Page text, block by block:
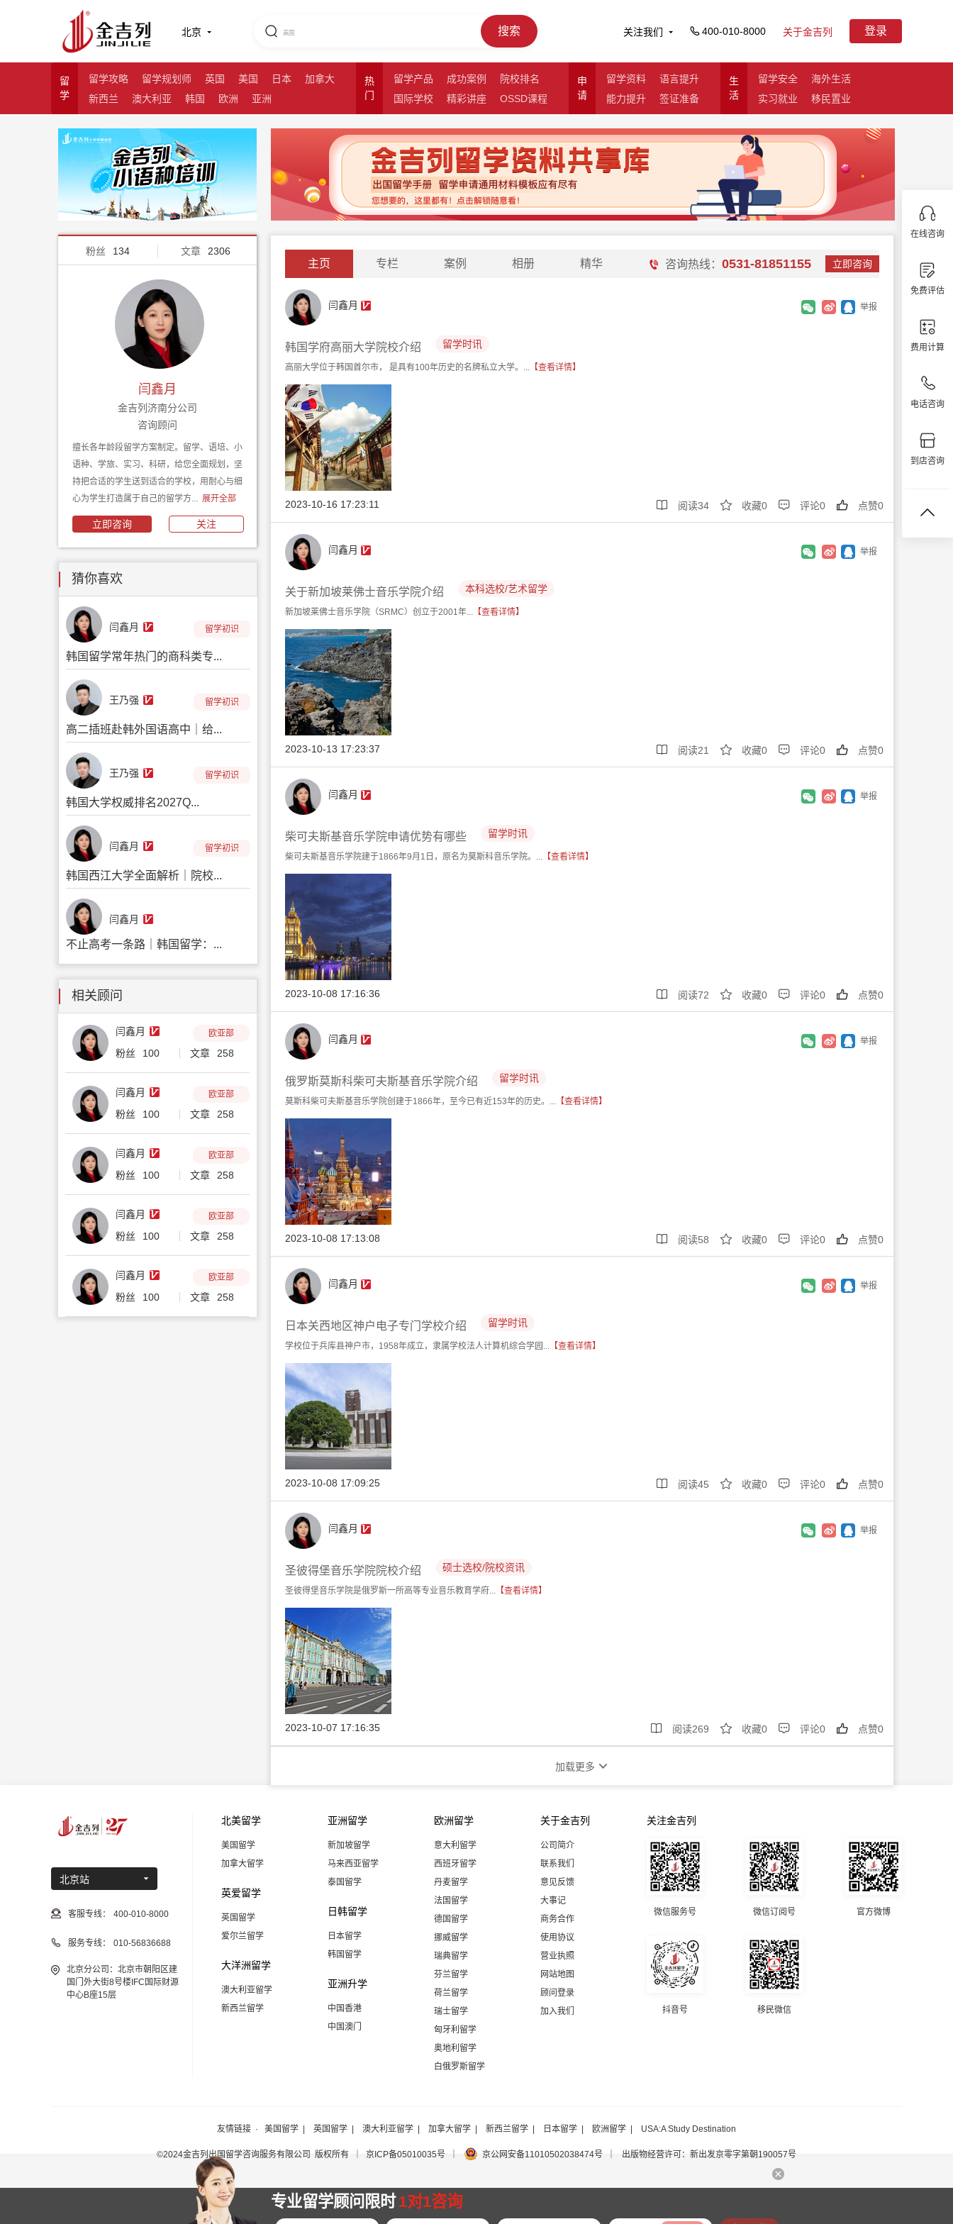
闫鑫月 - 金吉列留学认证顾问主页
北京 搜索 关注我们 400-010-8000 关于金吉列 登录
留
学
留学攻略 留学规划师 英国 美国 日本
加拿大
新西兰
澳大利亚 韩国 欧洲 亚洲
热
门
留学产品 成功案例
院校排名
国际学校
精彩讲座 OSSD课程
申
请
留学资料
语言提升
能力提升
签证准备
生
活
留学安全
海外生活
实习就业
移民置业
粉丝 134 文章 2306
闫鑫月
金吉列济南分公司
咨询顾问
擅长各年龄段留学方案制定。留学、语培、小
语种、学旅、实习、科研，给您全面规划，坚
持把合适的学生送到适合的学校，用耐心与细
心为学生打造属于自己的留学方... 展开全部
立即咨询 关注
猜你喜欢
闫鑫月 留学初识
韩国留学常年热门的商科类专...
王乃强 留学初识
高二插班赴韩外国语高中｜给...
王乃强 留学初识
韩国大学权威排名2027Q...
闫鑫月 留学初识
韩国西江大学全面解析｜院校...
闫鑫月
不止高考一条路｜韩国留学：...
相关顾问
闫鑫月 欧亚部
粉丝 100 文章 258
闫鑫月 欧亚部
粉丝 100 文章 258
闫鑫月 欧亚部
粉丝 100 文章 258
闫鑫月 欧亚部
粉丝 100 文章 258
闫鑫月 欧亚部
粉丝 100 文章 258
主页 专栏 案例 相册 精华 咨询热线： 0531-81851155 立即咨询
闫鑫月 举报
韩国学府高丽大学院校介绍 留学时讯
高丽大学位于韩国首尔市， 是具有100年历史的名牌私立大学。... 【查看详情】
2023-10-16 17:23:11  阅读34  收藏0  评论0  点赞0
闫鑫月 举报
关于新加坡莱佛士音乐学院介绍 本科选校/艺术留学
新加坡莱佛士音乐学院（SRMC）创立于2001年... 【查看详情】
2023-10-13 17:23:37  阅读21  收藏0  评论0  点赞0
闫鑫月 举报
柴可夫斯基音乐学院申请优势有哪些 留学时讯
柴可夫斯基音乐学院建于1866年9月1日，原名为莫斯科音乐学院。... 【查看详情】
2023-10-08 17:16:36  阅读72  收藏0  评论0  点赞0
闫鑫月 举报
俄罗斯莫斯科柴可夫斯基音乐学院介绍 留学时讯
莫斯科柴可夫斯基音乐学院创建于1866年，至今已有近153年的历史。... 【查看详情】
2023-10-08 17:13:08  阅读58  收藏0  评论0  点赞0
闫鑫月 举报
日本关西地区神户电子专门学校介绍 留学时讯
学校位于兵库县神户市，1958年成立，隶属学校法人计算机综合学园... 【查看详情】
2023-10-08 17:09:25  阅读45  收藏0  评论0  点赞0
闫鑫月 举报
圣彼得堡音乐学院院校介绍 硕士选校/院校资讯
圣彼得堡音乐学院是俄罗斯一所高等专业音乐教育学府... 【查看详情】
2023-10-07 17:16:35  阅读269  收藏0  评论0  点赞0
加载更多 
在线咨询
免费评估
费用计算
电话咨询
到店咨询
专业留学顾问限时1对1咨询
北京站
客服专线： 400-010-8000
服务专线： 010-56836688
北京分公司：北京市朝阳区建
国门外大街8号楼IFC国际财源
中心B座15层
北美留学
美国留学
加拿大留学
英爱留学
英国留学
爱尔兰留学
大洋洲留学
澳大利亚留学
新西兰留学
亚洲留学
新加坡留学
马来西亚留学
泰国留学
日韩留学
日本留学
韩国留学
亚洲升学
中国香港
中国澳门
欧洲留学
意大利留学
西班牙留学
丹麦留学
法国留学
德国留学
挪威留学
瑞典留学
芬兰留学
荷兰留学
瑞士留学
匈牙利留学
奥地利留学
白俄罗斯留学
关于金吉列
公司简介
联系我们
意见反馈
大事记
商务合作
使用协议
营业执照
网站地图
顾问登录
加入我们
关注金吉列
微信服务号 微信订阅号 官方微博
抖音号 移民微信
友情链接 · 美国留学 英国留学 澳大利亚留学 加拿大留学 新西兰留学 日本留学 欧洲留学 USA:A Study Destination
©2024金吉列出国留学咨询服务有限公司 版权所有 ｜ 京ICP备05010035号 京公网安备11010502038474号 ｜ 出版物经营许可：新出发京零字第朝190057号